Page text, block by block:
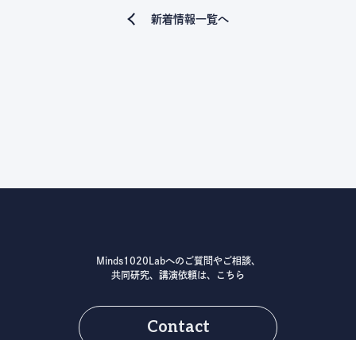
新着情報一覧へ
Minds1020Labへのご質問やご相談、
共同研究、講演依頼は、こちら
Contact